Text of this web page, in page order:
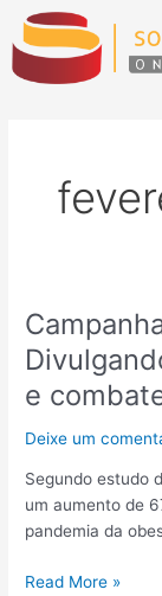
para
conteúdo
e
Deixe um
Segundo estudo
um aumento de
pandemia da
Campanha
Tarja
Verde
–
a
alimentação
saudável
e
a
Read More »